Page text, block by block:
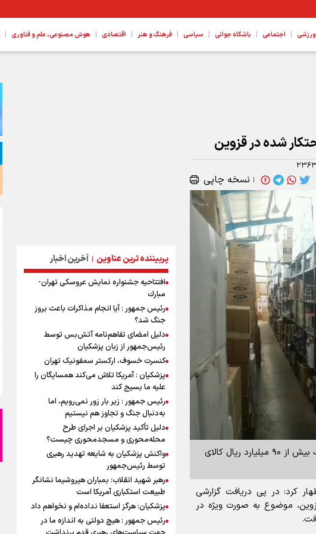
ورزشی | اجتماعی | باشگاه جوانی | سیاسی | فرهنگ و هنر | اقتصادی | هوش مصنوعی، علم و فناوری |
| نسخه چاپی
برنا- گروه استانها: فرمانده انتظامی استان قزوین از کشف بیش از ۹۰ میلیارد ریال کالای
کرد: در پی دریافت گزارشی
موضوع به صورت ویژه در
پربیننده ترین عناوین | آخرین اخبار
افتتاحیه جشنواره نمايش عروسكى تهران-
مبارك
رئیس جمهور : آیا انجام مذاکرات باعث بروز
جنگ شد؟
دلیل امضای تفاهم‌نامه آتش‌بس توسط
رئیس‌جمهور از زبان پزشکیان
کنسرت خسوف، ارکستر سمفونیک تهران
پزشکیان : آمریکا تلاش می‌کند همسایگان را
علیه ما بسیج کند
رئیس جمهور : زیر بار زور نمی‌رویم، اما
به‌دنبال جنگ و تجاوز هم نیستیم
دلیل تأکید پزشکیان بر اجرای طرح
محله‌محوری و مسجدمحوری چیست؟
واکنش پزشکیان به شایعه تهدید رهبری
توسط رئیس‌جمهور
رهبر شهید انقلاب: بمباران هیروشیما نشانگر
طبیعت استکباری آمریکا است
پزشکیان: هرگز استعفا نداده‌ام و نخواهم داد
رئیس جمهور : هیچ دولتی به اندازه ما در